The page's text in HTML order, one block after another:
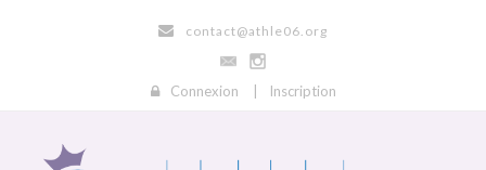
contact@athle06.org
Connexion Inscription